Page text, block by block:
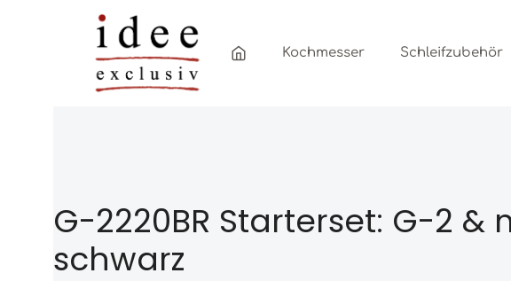
Zum Hauptinhalt springen
Zur Hauptnavigation springen
Kochmesser Schleifzubehör
G-2220BR Starterset: G-2 &
schwarz